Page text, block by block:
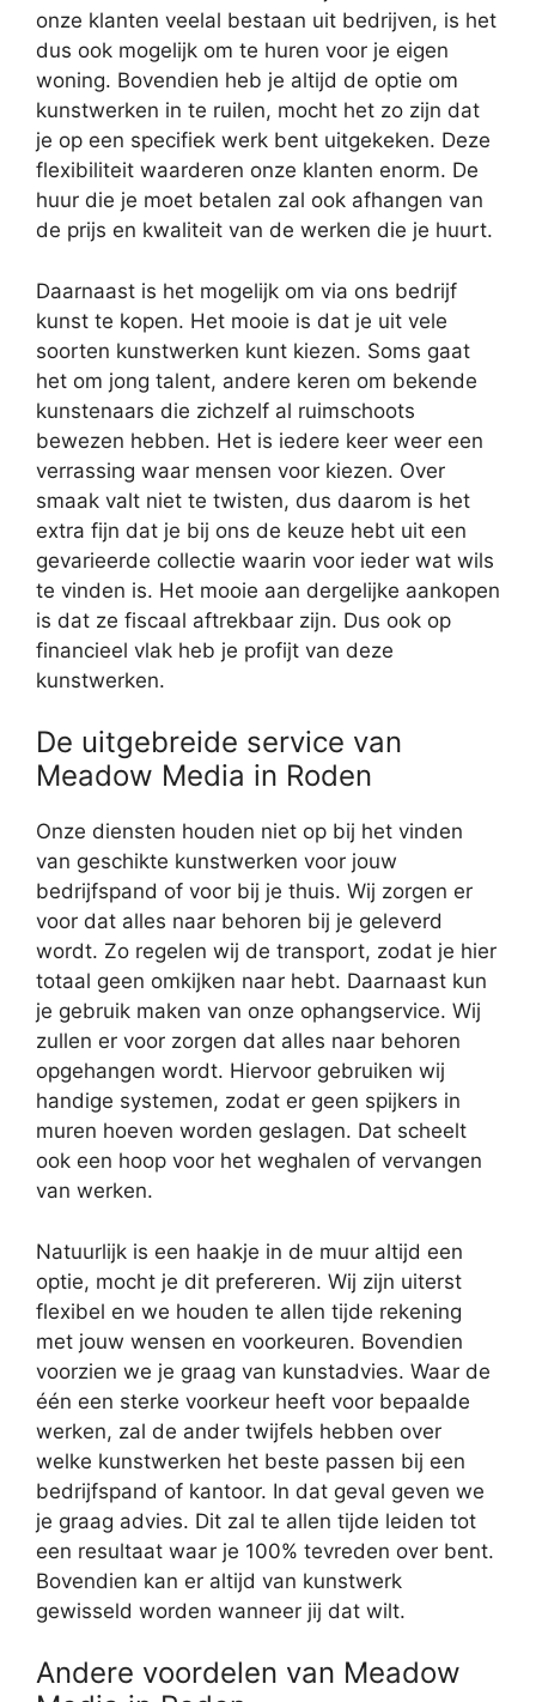
onze klanten veelal bestaan uit bedrijven, is het
dus ook mogelijk om te huren voor je eigen
woning. Bovendien heb je altijd de optie om
kunstwerken in te ruilen, mocht het zo zijn dat
je op een specifiek werk bent uitgekeken. Deze
flexibiliteit waarderen onze klanten enorm. De
huur die je moet betalen zal ook afhangen van
de prijs en kwaliteit van de werken die je huurt.
Daarnaast is het mogelijk om via ons bedrijf
kunst te kopen. Het mooie is dat je uit vele
soorten kunstwerken kunt kiezen. Soms gaat
het om jong talent, andere keren om bekende
kunstenaars die zichzelf al ruimschoots
bewezen hebben. Het is iedere keer weer een
verrassing waar mensen voor kiezen. Over
smaak valt niet te twisten, dus daarom is het
extra fijn dat je bij ons de keuze hebt uit een
gevarieerde collectie waarin voor ieder wat wils
te vinden is. Het mooie aan dergelijke aankopen
is dat ze fiscaal aftrekbaar zijn. Dus ook op
financieel vlak heb je profijt van deze
kunstwerken.
De uitgebreide service van
Meadow Media in Roden
Onze diensten houden niet op bij het vinden
van geschikte kunstwerken voor jouw
bedrijfspand of voor bij je thuis. Wij zorgen er
voor dat alles naar behoren bij je geleverd
wordt. Zo regelen wij de transport, zodat je hier
totaal geen omkijken naar hebt. Daarnaast kun
je gebruik maken van onze ophangservice. Wij
zullen er voor zorgen dat alles naar behoren
opgehangen wordt. Hiervoor gebruiken wij
handige systemen, zodat er geen spijkers in
muren hoeven worden geslagen. Dat scheelt
ook een hoop voor het weghalen of vervangen
van werken.
Natuurlijk is een haakje in de muur altijd een
optie, mocht je dit prefereren. Wij zijn uiterst
flexibel en we houden te allen tijde rekening
met jouw wensen en voorkeuren. Bovendien
voorzien we je graag van kunstadvies. Waar de
één een sterke voorkeur heeft voor bepaalde
werken, zal de ander twijfels hebben over
welke kunstwerken het beste passen bij een
bedrijfspand of kantoor. In dat geval geven we
je graag advies. Dit zal te allen tijde leiden tot
een resultaat waar je 100% tevreden over bent.
Bovendien kan er altijd van kunstwerk
gewisseld worden wanneer jij dat wilt.
Andere voordelen van Meadow